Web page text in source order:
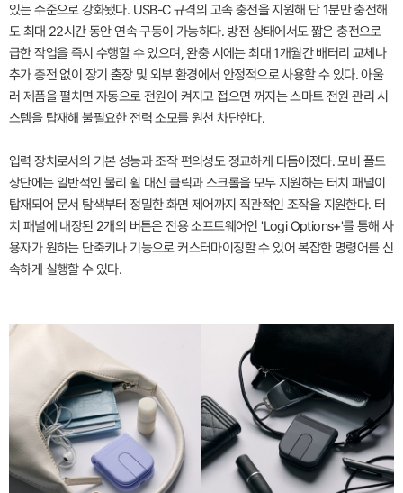
있는 수준으로 강화됐다. USB-C 규격의 고속 충전을 지원해 단 1분만 충전해
도 최대 22시간 동안 연속 구동이 가능하다. 방전 상태에서도 짧은 충전으로
급한 작업을 즉시 수행할 수 있으며, 완충 시에는 최대 1개월간 배터리 교체나
추가 충전 없이 장기 출장 및 외부 환경에서 안정적으로 사용할 수 있다. 아울
러 제품을 펼치면 자동으로 전원이 켜지고 접으면 꺼지는 스마트 전원 관리 시
스템을 탑재해 불필요한 전력 소모를 원천 차단한다.
입력 장치로서의 기본 성능과 조작 편의성도 정교하게 다듬어졌다. 모비 폴드
상단에는 일반적인 물리 휠 대신 클릭과 스크롤을 모두 지원하는 터치 패널이
탑재되어 문서 탐색부터 정밀한 화면 제어까지 직관적인 조작을 지원한다. 터
치 패널에 내장된 2개의 버튼은 전용 소프트웨어인 'Logi Options+'를 통해 사
용자가 원하는 단축키나 기능으로 커스터마이징할 수 있어 복잡한 명령어를 신
속하게 실행할 수 있다.